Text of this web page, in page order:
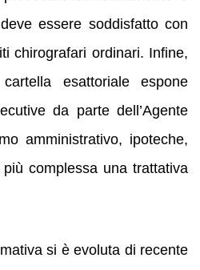
essere soddisfatto con
chirografari ordinari. Infine,
esattoriale espone
da parte dell’Agente
amministrativo, ipoteche,
complessa una trattativa
si è evoluta di recente